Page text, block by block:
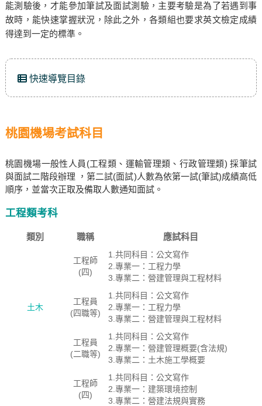
能測驗後，才能參加筆試及面試測驗，主要考驗是為了若遇到事
故時，能快速掌握狀況，除此之外，各類組也要求英文檢定成績
得達到一定的標準。
快速導覽目錄
桃園機場考試科目
桃園機場一般性人員(工程類、運輸管理類、行政管理類) 採筆試
與面試二階段辦理 ，第二試(面試)人數為依第一試(筆試)成績高低
順序，並當次正取及備取人數通知面試。
工程類考科
類別 職稱 應試科目
土木
工程師
(四)
1.共同科目：公文寫作
2.專業一：工程力學
3.專業二：營建管理與工程材料
工程員
(四職等)
1.共同科目：公文寫作
2.專業一：工程力學
3.專業二：營建管理與工程材料
工程員
(二職等)
1.共同科目：公文寫作
2.專業一：營建管理概要(含法規)
3.專業二：土木施工學概要
工程師
(四)
1.共同科目：公文寫作
2.專業一：建築環境控制
3.專業二：營建法規與實務